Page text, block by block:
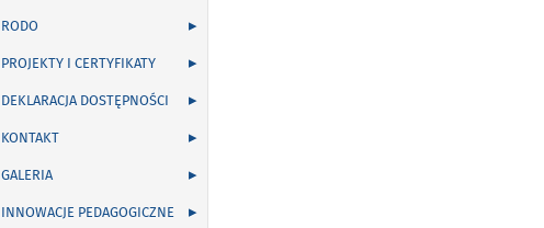
RODO
PROJEKTY I CERTYFIKATY
DEKLARACJA DOSTĘPNOŚCI
KONTAKT
GALERIA
INNOWACJE PEDAGOGICZNE